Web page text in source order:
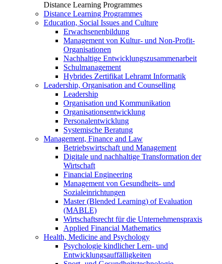
Distance Learning Programmes
Distance Learning Programmes
Education, Social Issues and Culture
Erwachsenenbildung
Management von Kultur- und Non-Profit-
Organisationen
Nachhaltige Entwicklungszusammenarbeit
Schulmanagement
Hybrides Zertifikat Lehramt Informatik
Leadership, Organisation and Counselling
Leadership
Organisation und Kommunikation
Organisationsentwicklung
Personalentwicklung
Systemische Beratung
Management, Finance and Law
Betriebswirtschaft und Management
Digitale und nachhaltige Transformation der
Wirtschaft
Financial Engineering
Management von Gesundheits- und
Sozialeinrichtungen
Master (Blended Learning) of Evaluation
(MABLE)
Wirtschaftsrecht für die Unternehmenspraxis
Applied Financial Mathematics
Health, Medicine and Psychology
Psychologie kindlicher Lern- und
Entwicklungsauffälligkeiten